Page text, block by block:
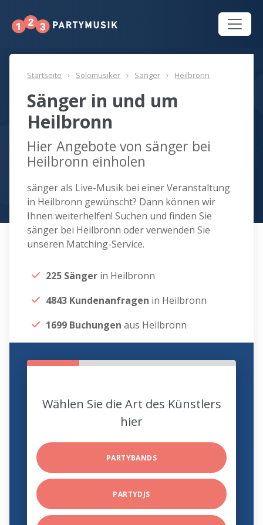
Startseite Solomusiker Sänger Heilbronn
Sänger in und um
Heilbronn
Hier Angebote von sänger bei
Heilbronn einholen
sänger als Live-Musik bei einer Veranstaltung
in Heilbronn gewünscht? Dann können wir
Ihnen weiterhelfen! Suchen und finden Sie
sänger bei Heilbronn oder verwenden Sie
unseren Matching-Service.
225 Sänger in Heilbronn
4843 Kundenanfragen in Heilbronn
1699 Buchungen aus Heilbronn
Wählen Sie die Art des Künstlers
hier
PARTYBANDS
PARTYDJS